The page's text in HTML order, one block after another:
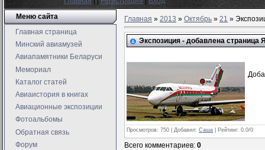
Меню сайта
Главная страница
Минский авиамузей
Авиапамятники Беларуси
Мемориал
Каталог статей
Авиаистория в книгах
Авиационные экспозиции
Фотоальбомы
Обратная связь
Форум
Главная»2013 » Октябрь » 21»
Экспозиция - добавлена страница
Просмотров: 750 | Добавил: Саша Рейтинг: 0.0/0
Всего комментариев:0